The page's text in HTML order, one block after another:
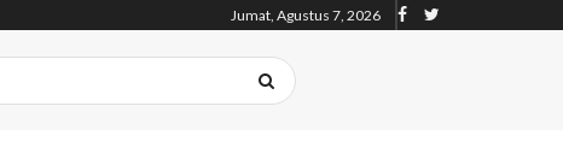
Jumat, Agustus 7, 2026